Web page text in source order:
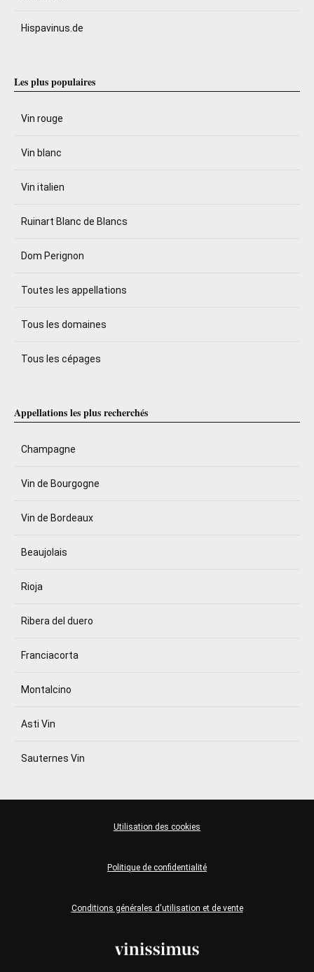
Hispavinus.de
Les plus populaires
Vin rouge
Vin blanc
Vin italien
Ruinart Blanc de Blancs
Dom Perignon
Toutes les appellations
Tous les domaines
Tous les cépages
Appellations les plus recherchés
Champagne
Vin de Bourgogne
Vin de Bordeaux
Beaujolais
Rioja
Ribera del duero
Franciacorta
Montalcino
Asti Vin
Sauternes Vin
Conditions générales d'utilisation et de vente
Politique de confidentialité
Utilisation des cookies